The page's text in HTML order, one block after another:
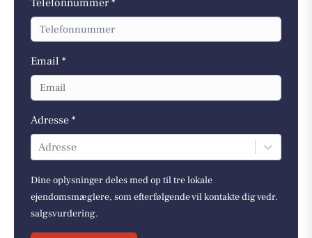
Email *
Adresse *
Adresse
Dine oplysninger deles med op til tre lokale
ejendomsmæglere, som efterfølgende vil kontakte dig vedr.
salgsvurdering.